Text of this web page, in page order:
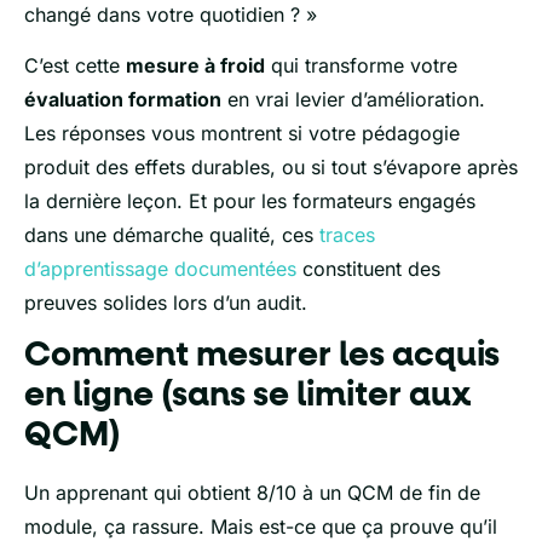
changé dans votre quotidien ? »
C’est cette mesure à froid qui transforme votre
évaluation formation en vrai levier d’amélioration.
Les réponses vous montrent si votre pédagogie
produit des effets durables, ou si tout s’évapore après
la dernière leçon. Et pour les formateurs engagés
dans une démarche qualité, ces traces
d’apprentissage documentées constituent des
preuves solides lors d’un audit.
Comment mesurer les acquis
en ligne (sans se limiter aux
QCM)
Un apprenant qui obtient 8/10 à un QCM de fin de
module, ça rassure. Mais est-ce que ça prouve qu’il